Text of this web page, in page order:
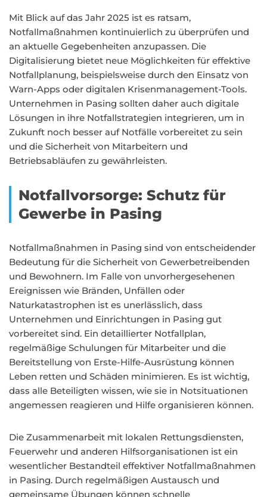
Mit Blick auf das Jahr 2025 ist es ratsam,
Notfallmaßnahmen kontinuierlich zu überprüfen und
an aktuelle Gegebenheiten anzupassen. Die
Digitalisierung bietet neue Möglichkeiten für effektive
Notfallplanung, beispielsweise durch den Einsatz von
Warn-Apps oder digitalen Krisenmanagement-Tools.
Unternehmen in Pasing sollten daher auch digitale
Lösungen in ihre Notfallstrategien integrieren, um in
Zukunft noch besser auf Notfälle vorbereitet zu sein
und die Sicherheit von Mitarbeitern und
Betriebsabläufen zu gewährleisten.
Notfallvorsorge: Schutz für
Gewerbe in Pasing
Notfallmaßnahmen in Pasing sind von entscheidender
Bedeutung für die Sicherheit von Gewerbetreibenden
und Bewohnern. Im Falle von unvorhergesehenen
Ereignissen wie Bränden, Unfällen oder
Naturkatastrophen ist es unerlässlich, dass
Unternehmen und Einrichtungen in Pasing gut
vorbereitet sind. Ein detaillierter Notfallplan,
regelmäßige Schulungen für Mitarbeiter und die
Bereitstellung von Erste-Hilfe-Ausrüstung können
Leben retten und Schäden minimieren. Es ist wichtig,
dass alle Beteiligten wissen, wie sie in Notsituationen
angemessen reagieren und Hilfe organisieren können.
Die Zusammenarbeit mit lokalen Rettungsdiensten,
Feuerwehr und anderen Hilfsorganisationen ist ein
wesentlicher Bestandteil effektiver Notfallmaßnahmen
in Pasing. Durch regelmäßigen Austausch und
gemeinsame Übungen können schnelle